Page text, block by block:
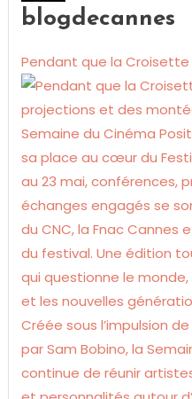
blogdecannes
Pendant que la